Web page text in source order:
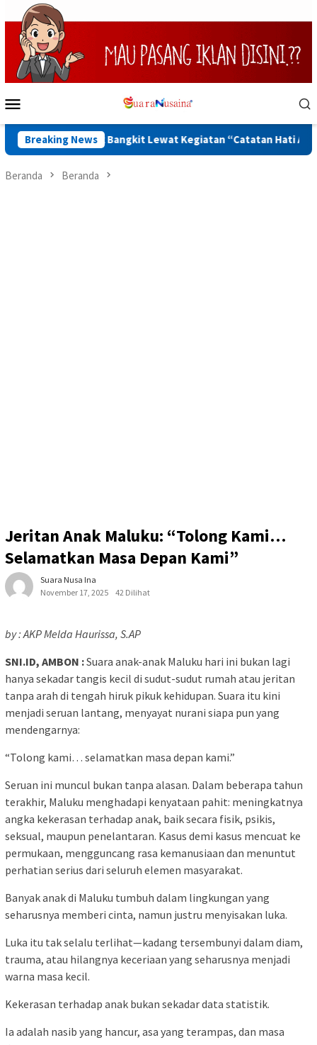
Loncat
ke
konten
Mobile
Breaking News
Diajak Bangkit Lewat Kegiatan “Catatan Hati Anak yang
Beranda Beranda
Jeritan Anak Maluku: “Tolong Kami…
Selamatkan Masa Depan Kami”
Suara Nusa Ina
November 17, 2025
42 Dilihat
by : AKP Melda Haurissa, S.AP
SNI.ID, AMBON :Suara anak-anak Maluku hari ini bukan lagi
hanya sekadar tangis kecil di sudut-sudut rumah atau jeritan
tanpa arah di tengah hiruk pikuk kehidupan. Suara itu kini
menjadi seruan lantang, menyayat nurani siapa pun yang
mendengarnya:
“Tolong kami… selamatkan masa depan kami.”
Seruan ini muncul bukan tanpa alasan. Dalam beberapa tahun
terakhir, Maluku menghadapi kenyataan pahit: meningkatnya
angka kekerasan terhadap anak, baik secara fisik, psikis,
seksual, maupun penelantaran. Kasus demi kasus mencuat ke
permukaan, mengguncang rasa kemanusiaan dan menuntut
perhatian serius dari seluruh elemen masyarakat.
Banyak anak di Maluku tumbuh dalam lingkungan yang
seharusnya memberi cinta, namun justru menyisakan luka.
Luka itu tak selalu terlihat—kadang tersembunyi dalam diam,
trauma, atau hilangnya keceriaan yang seharusnya menjadi
warna masa kecil.
Kekerasan terhadap anak bukan sekadar data statistik.
Ia adalah nasib yang hancur, asa yang terampas, dan masa